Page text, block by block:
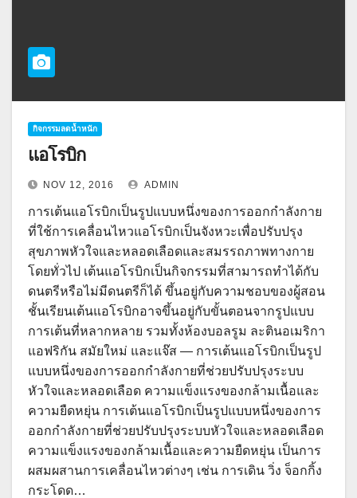
กิจกรรมลดน้ำหนัก
แอโรบิก
NOV 12, 2016 ADMIN
การเต้นแอโรบิกเป็นรูปแบบหนึ่งของการออกกำลังกาย
ที่ใช้การเคลื่อนไหวแอโรบิกเป็นจังหวะเพื่อปรับปรุง
สุขภาพหัวใจและหลอดเลือดและสมรรถภาพทางกาย
โดยทั่วไป เต้นแอโรบิกเป็นกิจกรรมที่สามารถทำได้กับ
ดนตรีหรือไม่มีดนตรีก็ได้ ขึ้นอยู่กับความชอบของผู้สอน
ชั้นเรียนเต้นแอโรบิกอาจขึ้นอยู่กับขั้นตอนจากรูปแบบ
การเต้นที่หลากหลาย รวมทั้งห้องบอลรูม ละตินอเมริกา
แอฟริกัน สมัยใหม่ และแจ๊ส — การเต้นแอโรบิกเป็นรูป
แบบหนึ่งของการออกกำลังกายที่ช่วยปรับปรุงระบบ
หัวใจและหลอดเลือด ความแข็งแรงของกล้ามเนื้อและ
ความยืดหยุ่น การเต้นแอโรบิกเป็นรูปแบบหนึ่งของการ
ออกกำลังกายที่ช่วยปรับปรุงระบบหัวใจและหลอดเลือด
ความแข็งแรงของกล้ามเนื้อและความยืดหยุ่น เป็นการ
ผสมผสานการเคลื่อนไหวต่างๆ เช่น การเดิน วิ่ง จ็อกกิ้ง
กระโดด…